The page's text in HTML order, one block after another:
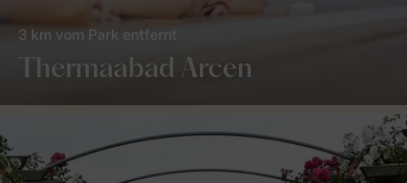
Thermaabad Arcen
3 km vom Park entfernt